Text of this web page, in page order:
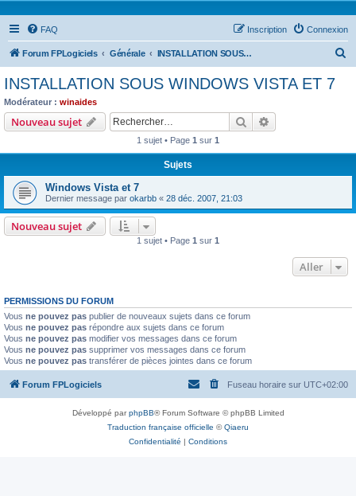
FAQ Connexion
Inscription
Forum FPLogiciels Générale INSTALLATION SOUS WINDOWS VISTA ET 7
INSTALLATION SOUS WINDOWS VISTA ET 7
Modérateur : winaides
Nouveau sujet Rechercher
1 sujet • Page 1 sur 1
Sujets
Windows Vista et 7
Dernier message par okarbb « 28 déc. 2007, 21:03
Nouveau sujet
1 sujet • Page 1 sur 1
Aller
PERMISSIONS DU FORUM
Vous ne pouvez pas publier de nouveaux sujets dans ce forum
Vous ne pouvez pas répondre aux sujets dans ce forum
Vous ne pouvez pas modifier vos messages dans ce forum
Vous ne pouvez pas supprimer vos messages dans ce forum
Vous ne pouvez pas transférer de pièces jointes dans ce forum
Forum FPLogiciels Fuseau horaire sur UTC+02:00
Développé parphpBB® Forum Software © phpBB Limited
Traduction française officielle ©Qiaeru
Confidentialité | Conditions